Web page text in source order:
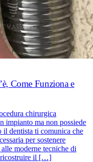
Come Funziona e
chirurgica
impianto ma non possiede
il dentista ti comunica che
per sostenere
moderne tecniche di
ricostruire il […]